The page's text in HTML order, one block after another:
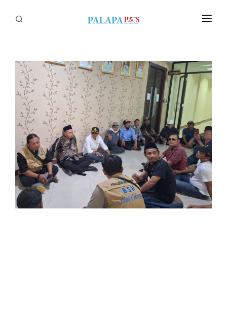
Politik
Nasional
Sumatera
Tapanuli
Nusantara
Megapolitan
Hukum